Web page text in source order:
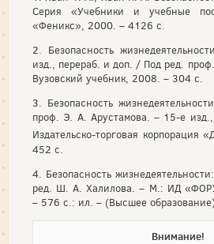
Серия «Учебники и учебные
«Феникс», 2000. – 4126 с.
2. Безопасность
изд., перераб. и доп. / Под ред.
Вузовский учебник, 2008. – 304 с.
3. Безопасность
проф. Э. А. Арустамова. – 15-е
Издательско-торговая корпорация
452 с.
4. Безопасность
ред. Ш. А. Халилова. – М.: ИД
– 576 с.: ил. – (Высшее
Внимание!